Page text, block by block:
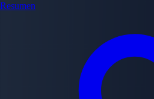
Resumen